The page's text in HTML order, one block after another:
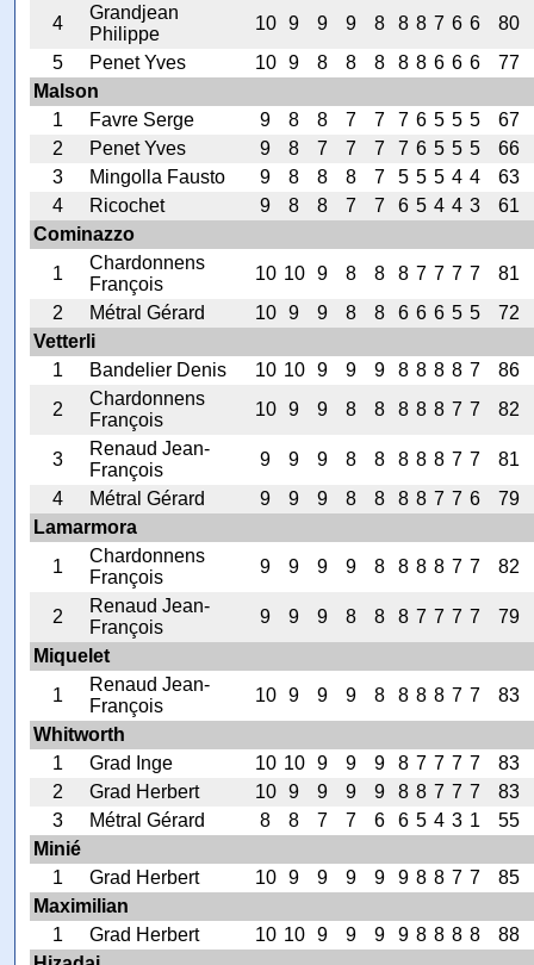
4
Grandjean
Philippe
10 9 9 9 8 8 8 7 6 6
80
5
Penet Yves 10 9 8 8 8 8 8 6 6 6
77
Malson
1
Favre Serge 9 8 8 7 7 7 6 5 5 5
67
2
Penet Yves 9 8 7 7 7 7 6 5 5 5
66
3
Mingolla Fausto 9 8 8 8 7 5 5 5 4 4
63
4
Ricochet 9 8 8 7 7 6 5 4 4 3
61
Cominazzo
1
Chardonnens
François
10 10 9 8 8 8 7 7 7 7
81
2
Métral Gérard 10 9 9 8 8 6 6 6 5 5
72
Vetterli
1
Bandelier Denis 10 10 9 9 9 8 8 8 8 7
86
2
Chardonnens
François
10 9 9 8 8 8 8 8 7 7 82
3
Renaud Jean-
François
9 9 9 8 8 8 8 8 7 7
81
4
Métral Gérard 9 9 9 8 8 8 8 7 7 6
79
Lamarmora
1
Chardonnens
François
9 9 9 9 8 8 8 8 7 7 82
2
Renaud Jean-
François
9 9 9 8 8 8 7 7 7 7
79
Miquelet
1
Renaud Jean-
François
10 9 9 9 8 8 8 8 7 7
83
Whitworth
1
Grad Inge 10 10 9 9 9 8 7 7 7 7
83
2
Grad Herbert 10 9 9 9 9 8 8 7 7 7
83
3
Métral Gérard 8 8 7 7 6 6 5 4 3 1
55
Minié
1
Grad Herbert 10 9 9 9 9 9 8 8 7 7
85
Maximilian
1
Grad Herbert 10 10 9 9 9 9 8 8 8 8
88